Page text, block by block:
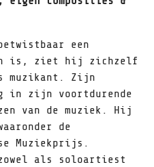
een
is, ziet hij zichzelf
muzikant. Zijn
in zijn voortdurende
van de muziek. Hij
de
Muziekprijs.
als soloartiest